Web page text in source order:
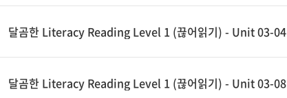
달곰한 Literacy Reading Level 1 (끊어읽기) - Unit 03-04
달곰한 Literacy Reading Level 1 (끊어읽기) - Unit 03-08